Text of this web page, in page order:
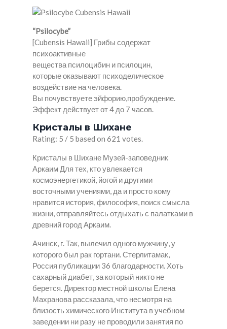
“Psilocybe”
[Cubensis Hawaii] Грибы содержат
психоактивные
вещества псилоцибин и псилоцин,
которые оказывают психоделическое
воздействие на человека.
Вы почувствуете эйфорию,пробуждение.
Эффект действует от 4 до 7 часов.
Кристалы в Шихане
Rating: 5 / 5 based on 621 votes.
Кристалы в Шихане Музей-заповедник
Аркаим Для тех, кто увлекается
космоэнергетикой, йогой и другими
восточными учениями, да и просто кому
нравится история, философия, поиск смысла
жизни, отправляйтесь отдыхать с палатками в
древний город Аркаим.
Ачинск, г. Так, вылечил одного мужчину, у
которого был рак гортани. Стерлитамак,
Россия публикации 36 благодарности. Хоть
сахарный диабет, за который никто не
берется. Директор местной школы Елена
Махранова рассказала, что несмотря на
близость химического Института в учебном
заведении ни разу не проводили занятия по